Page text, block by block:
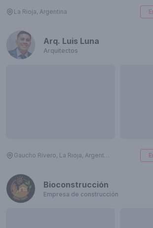
La Rioja, Argentina
Arq. Luis Luna
Arquitectos
Gaucho Rivero, La Rioja, Argentina
Bioconstrucción
Empresa de construcción